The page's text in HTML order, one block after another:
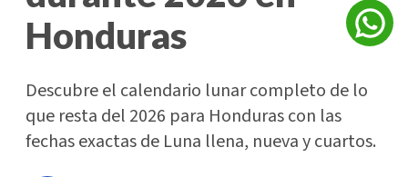
Honduras
Descubre el calendario lunar completo de lo
que resta del 2026 para Honduras con las
fechas exactas de Luna llena, nueva y cuartos.